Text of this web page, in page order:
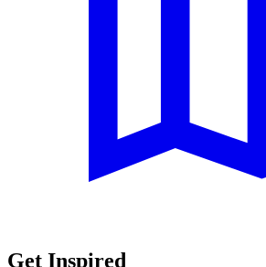
Get Inspired